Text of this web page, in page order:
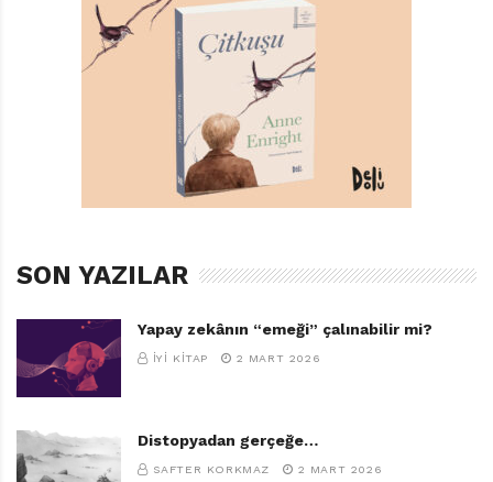
SON YAZILAR
Yapay zekânın “emeği” çalınabilir mi?
İYI KITAP 2 MART 2026
Distopyadan gerçeğe…
SAFTER KORKMAZ 2 MART 2026